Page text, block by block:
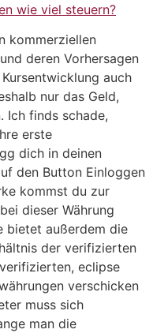
wie viel steuern?
kommerziellen
deren Vorhersagen
auch
nur das Geld,
Ich finds schade,
erste
dich in deinen
den Button Einloggen
kommst du zur
dieser Währung
bietet außerdem die
der verifizierten
eclipse
verschicken
muss sich
man die